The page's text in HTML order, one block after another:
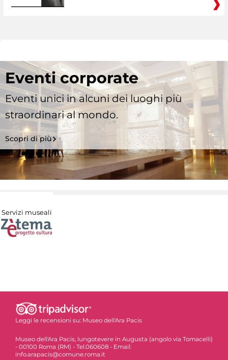
Eventi corporate
Eventi unici in alcuni dei luoghi più
straordinari al mondo.
Scopri di più
Servizi museali
Leggi le recensioni su: Museo dell'Ara Pacis
Museo dell'Ara Pacis, lungotevere in Augusta (angolo via Tomacelli)
- 00100 Roma (RM) - Tel.060608 - Email:
info.arapacis@comune.roma.it